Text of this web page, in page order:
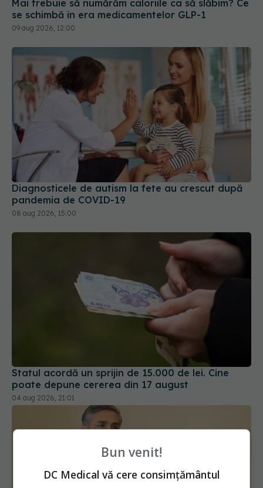
Diagnosticele de autism la fete au crescut după
pandemia de COVID-19
08 aug 2026, 15:00
Statul acordă un sprijin de 15.000 de lei. Cine
poate depune cererea din 17 august
Bun venit!
DC Medical vă cere consimțământul